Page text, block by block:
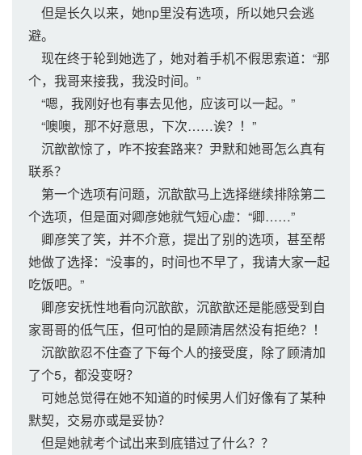
但是长久以来，她np里没有选项，所以她只会逃
避。
现在终于轮到她选了，她对着手机不假思索道：“那
个，我哥来接我，我没时间。”
“嗯，我刚好也有事去见他，应该可以一起。”
“噢噢，那不好意思，下次……诶？！”
沉歆歆惊了，咋不按套路来？尹默和她哥怎么真有
联系？
第一个选项有问题，沉歆歆马上选择继续排除第二
个选项，但是面对卿彦她就气短心虚：“卿……”
卿彦笑了笑，并不介意，提出了别的选项，甚至帮
她做了选择：“没事的，时间也不早了，我请大家一起
吃饭吧。”
卿彦安抚性地看向沉歆歆，沉歆歆还是能感受到自
家哥哥的低气压，但可怕的是顾清居然没有拒绝？！
沉歆歆忍不住查了下每个人的接受度，除了顾清加
了个5，都没变呀？
可她总觉得在她不知道的时候男人们好像有了某种
默契，交易亦或是妥协？
但是她就考个试出来到底错过了什么？？